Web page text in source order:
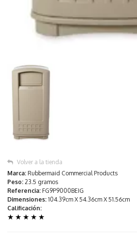
Volver a la tienda
Marca: Rubbermaid Commercial Products
Peso: 23.5 gramos
Referencia: FG9P9000BEIG
Dimensiones: 104.39cm X 54.36cm X 51.56cm
Calificación:
★ ★ ★ ★ ★